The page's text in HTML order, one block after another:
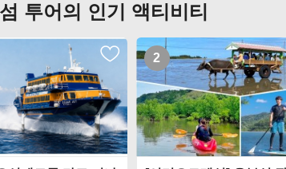
투어의 인기 액티비티
2